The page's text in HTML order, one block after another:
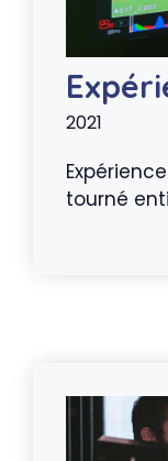
2021
tourné